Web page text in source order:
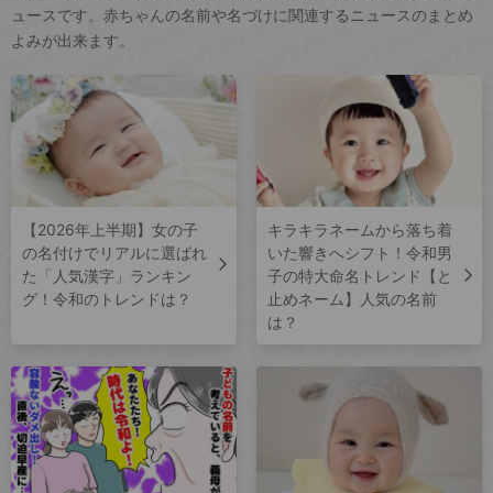
ュースです。赤ちゃんの名前や名づけに関連するニュースのまとめ
よみが出来ます。
【2026年上半期】女の子
の名付けでリアルに選ばれ
た「人気漢字」ランキン
グ！令和のトレンドは？
キラキラネームから落ち着
いた響きへシフト！令和男
子の特大命名トレンド【と
止めネーム】人気の名前
は？